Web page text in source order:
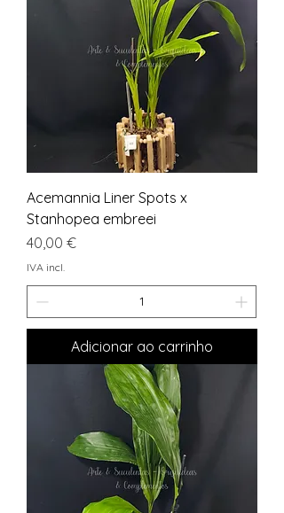
Acemannia Liner Spots x
Stanhopea embreei
Preço
40,00 €
IVA incl.
Adicionar ao carrinho